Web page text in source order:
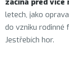
letech, jako
do vzniku rodinné
Jestřebích hor.